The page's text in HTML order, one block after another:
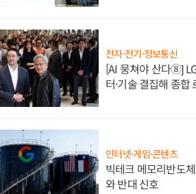
전자·전기·정보통신
[AI 뭉쳐야 산다⑧]
터·기술 결집해 종
인터넷·게임·콘텐츠
빅테크 메모리반도
와 반대 신호